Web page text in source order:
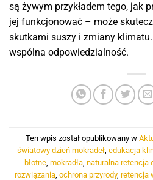
są żywym przykładem tego, jak
jej funkcjonować – może
skutkami suszy i zmiany
wspólna odpowiedzialność.
Ten wpis został opublikowany w
światowy dzień mokradeł, edukacja
błotne, mokradła, naturalna retencja
rozwiązania, ochrona przyrody, retencja